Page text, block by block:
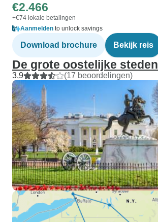
€2.466
+€74 lokale betalingen
Aanmelden to unlock savings
Download brochure Bekijk reis
De grote oostelijke steden
3,9 (17 beoordelingen)